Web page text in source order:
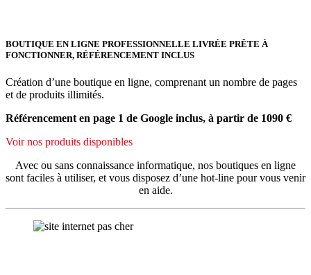
BOUTIQUE EN LIGNE PROFESSIONNELLE LIVRÉE PRÊTE À
FONCTIONNER, RÉFÉRENCEMENT INCLUS
Création d’une boutique en ligne, comprenant un nombre de pages
et de produits illimités.
Référencement en page 1 de Google inclus, à partir de 1090 €
Voir nos produits disponibles
Avec ou sans connaissance informatique, nos boutiques en ligne
sont faciles à utiliser, et vous disposez d’une hot-line pour vous venir
en aide.